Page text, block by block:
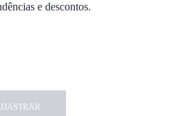
e descontos.